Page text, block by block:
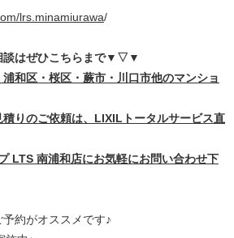
lrs.minamiurawa/
はぜひこちらまで▼▽▼
和区・桜区・蕨市・川口市他のマンショ
積りのご依頼は、LIXILトータルサービス直
LTS 南浦和店にお気軽にお問い合わせ下
約がオススメです♪